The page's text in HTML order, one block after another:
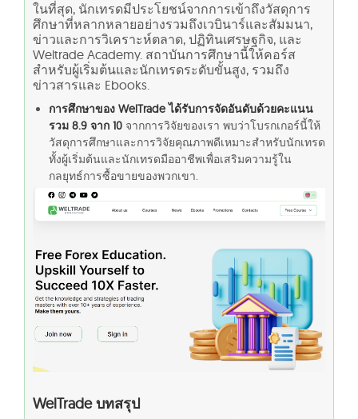
ในที่สุด, นักเทรดมีประโยชน์จากการเข้าถึงวัสดุการ
ศึกษาที่หลากหลายอย่างรวมถึงเวบินาร์และสัมมนา,
ข่าวและการวิเคราะห์ตลาด, ปฏิทินเศรษฐกิจ, และ
Weltrade Academy. สถาบันการศึกษานี้ให้คอร์ส
สำหรับผู้เริ่มต้นและนักเทรดระดับขั้นสูง, รวมถึง
ข่าวสารและ Ebooks.
การศึกษาของ WelTrade ได้รับการจัดอันดับด้วยคะแนน
รวม 8.9 จาก 10 จากการวิจัยของเรา พบว่าโบรกเกอร์นี้ให้
วัสดุการศึกษาและการวิจัยคุณภาพดีเหมาะสำหรับนักเทรด
ทั้งผู้เริ่มต้นและนักเทรดมืออาชีพเพื่อเสริมความรู้ใน
กลยุทธ์การซื้อขายของพวกเขา.
WelTrade บทสรุป